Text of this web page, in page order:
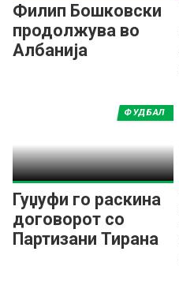
Филип Бошковски
продолжува во
Албанија
Гуџуфи го раскина
договорот со
Партизани Тирана
ФУДБАЛ